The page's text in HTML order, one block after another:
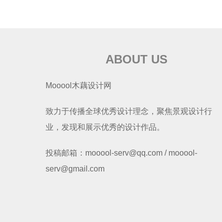
ABOUT US
Mooool木藕设计网
致力于传播全球优秀设计理念，聚焦景观设计行
业，发现和展示优秀的设计作品。
投稿邮箱：mooool-serv@qq.com / mooool-
serv@gmail.com